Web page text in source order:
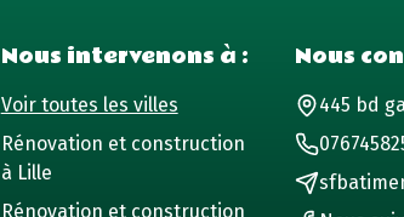
Nous intervenons à :
Voir toutes les villes
Rénovation et construction
à Lille
Rénovation et construction
Nous
445 bd